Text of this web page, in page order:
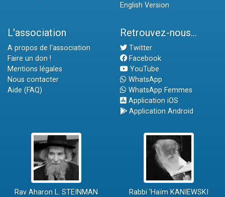
English Version
L'association
A propos de l'association
Faire un don !
Mentions légales
Nous contacter
Aide (FAQ)
Retrouvez-nous...
Twitter
Facebook
YouTube
WhatsApp
WhatsApp Femmes
Application iOS
Application Android
Rav Aharon L. STEINMAN Rabbi 'Haïm KANIEWSKI